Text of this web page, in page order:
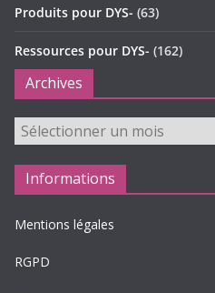
Produits pour DYS- (63)
Ressources pour DYS- (162)
Archives
Archives
Informations
Mentions légales
RGPD